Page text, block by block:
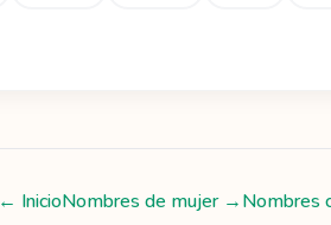
← InicioNombres de mujer→Nombres